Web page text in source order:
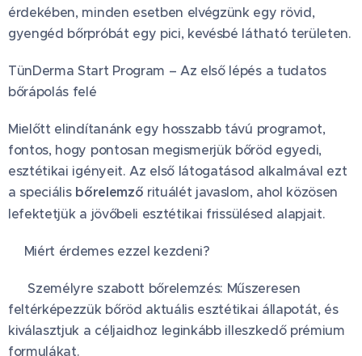
érdekében, minden esetben elvégzünk egy rövid,
gyengéd bőrpróbát egy pici, kevésbé látható területen.
TünDerma Start Program – Az első lépés a tudatos
bőrápolás felé
Mielőtt elindítanánk egy hosszabb távú programot,
fontos, hogy pontosan megismerjük bőröd egyedi,
esztétikai igényeit. Az első látogatásod alkalmával ezt
a speciális bőrelemző rituálét javaslom, ahol közösen
lefektetjük a jövőbeli esztétikai frissülésed alapjait.
🔬Miért érdemes ezzel kezdeni?
🔍 Személyre szabott bőrelemzés: Műszeresen
feltérképezzük bőröd aktuális esztétikai állapotát, és
kiválasztjuk a céljaidhoz leginkább illeszkedő prémium
formulákat.